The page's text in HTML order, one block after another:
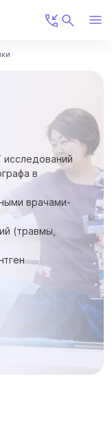
исследований
в
врачами-
(травмы,